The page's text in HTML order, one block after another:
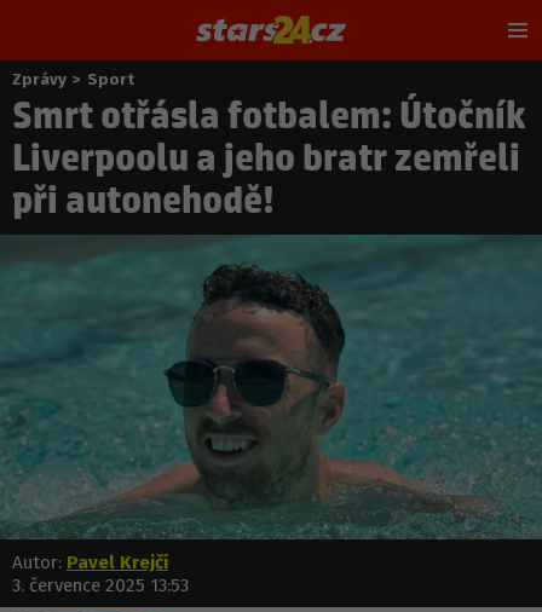
Nacházíte
se
zde:
Zprávy > Sport
Smrt otřásla fotbalem: Útočník
Liverpoolu a jeho bratr zemřeli
při autonehodě!
Autor: Pavel Krejčí
3. července 2025 13:53